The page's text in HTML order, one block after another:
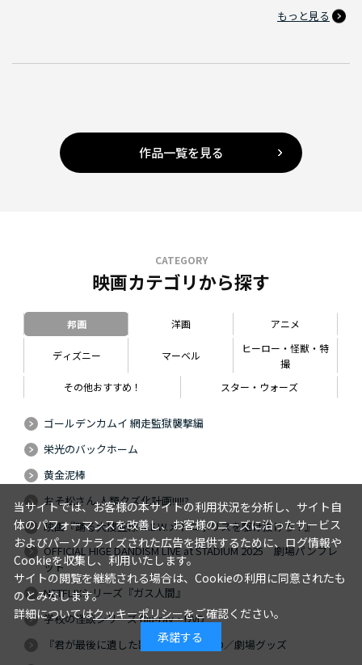
もっと見る
作品一覧を見る
CATEGORY
映画カテゴリから探す
邦画 洋画 アニメ
ディズニー マーベル
ヒーロー・怪獣・特
撮
その他おすすめ！
スター・ウォーズ
ゴールデンカムイ 網走監獄襲撃編
栄光のバックホーム
黄金泥棒
おそ松さん 人類クズ化計画!!!!!?
映画『踊る大捜査線 N.E.W.メトロポリスを駆け抜けろ！』
OFFICIAL HIGE DANDISM LIVE at STADIUM 2025 劇場パンフレ
ット
NETFLIXシリーズ『ガス人間』
学校の怪談シリーズ Blu-ray・DVD
『君が最後に遺した歌』Blu-ray・DVD／劇場グッズ
当サイトでは、お客様の本サイトの利用状況を分析し、サイト自
体のパフォーマンスを改善し、お客様のニーズに沿ったサービス
およびパーソナライズされた広告を提供するために、ログ情報や
Cookieを収集し、利用いたします。
サイトの閲覧を継続される場合は、Cookieの利用に同意されたも
のとみなします。
詳細についてはクッキーポリシーをご確認ください。
承諾する